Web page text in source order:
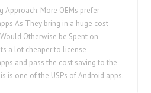
Approach: More OEMs prefer
As They bring in a huge cost
Otherwise be Spent on
a lot cheaper to license
and pass the cost saving to the
is one of the USPs of Android apps.